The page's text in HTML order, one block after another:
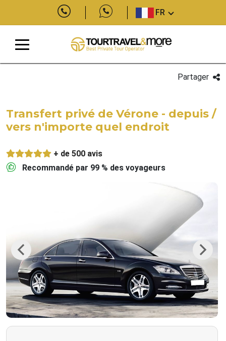
FR
Partager
Transfert privé de Vérone - depuis /
vers n'importe quel endroit
+ de 500 avis
Recommandé par 99 % des voyageurs
Previous Next